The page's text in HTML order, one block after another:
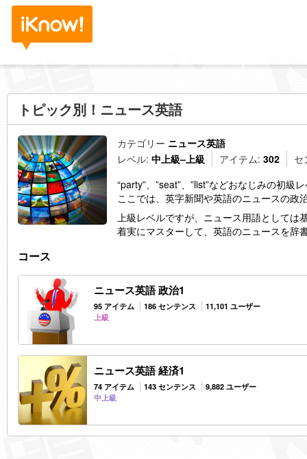
トピック別！ニュース英語
カテゴリー ニュース英語
レベル: 中上級–上級 アイテム: 302
セ
“party”、”seat”、”list”などおなじみの初
ここでは、英字新聞や英語のニュースの政
上級レベルですが、ニュース用語としては
着実にマスターして、英語のニュースを辞
コース
ニュース英語 政治1
95 アイテム 186 センテンス
11,101 ユーザー
上級
ニュース英語 経済1
74 アイテム 143 センテンス
9,882 ユーザー
中上級